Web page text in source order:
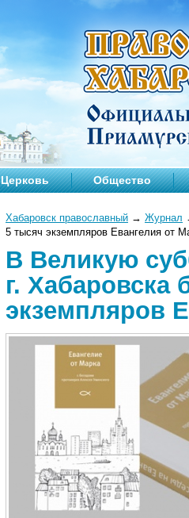
Церковь Общество
Хабаровск православный → Журнал
5 тысяч экземпляров Евангелия от
В Великую
г. Хабаровска
экземпляров